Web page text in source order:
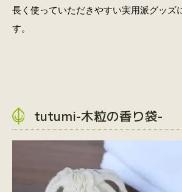
長く使っていただきやすい実用派グッズ
す。
tutumi-木粒の香り袋-